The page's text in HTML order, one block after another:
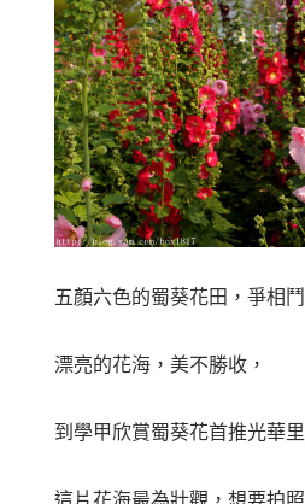
五顏六色的蜀葵花田，爭相鬥
漂亮的花海，美不勝收，
到學甲欣賞蜀葵花首推光華